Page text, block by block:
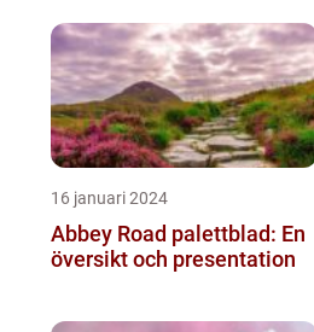
16 januari 2024
Abbey Road palettblad: En
översikt och presentation